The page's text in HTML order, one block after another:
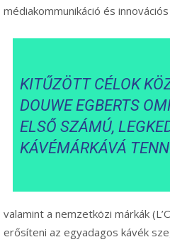
médiakommunikáció és
KITŰZÖTT CÉLOK
DOUWE EGBERTS
ELSŐ SZÁMÚ,
KÁVÉMÁRKÁVÁ
valamint a nemzetközi márkák
erősíteni az egyadagos kávék